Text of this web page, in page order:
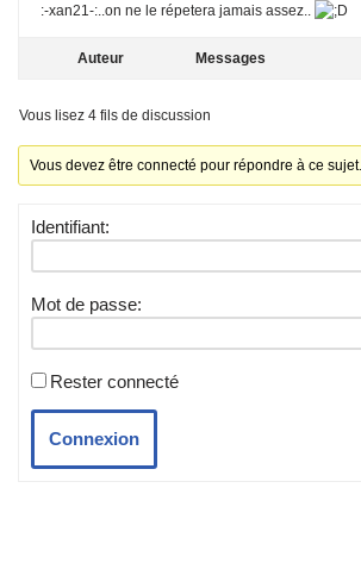
:-xan21-:..on ne le répetera jamais assez..
Auteur Messages
Vous lisez 4 fils de discussion
Vous devez être connecté pour répondre à ce sujet.
Identifiant:
Mot de passe:
Rester connecté
Connexion